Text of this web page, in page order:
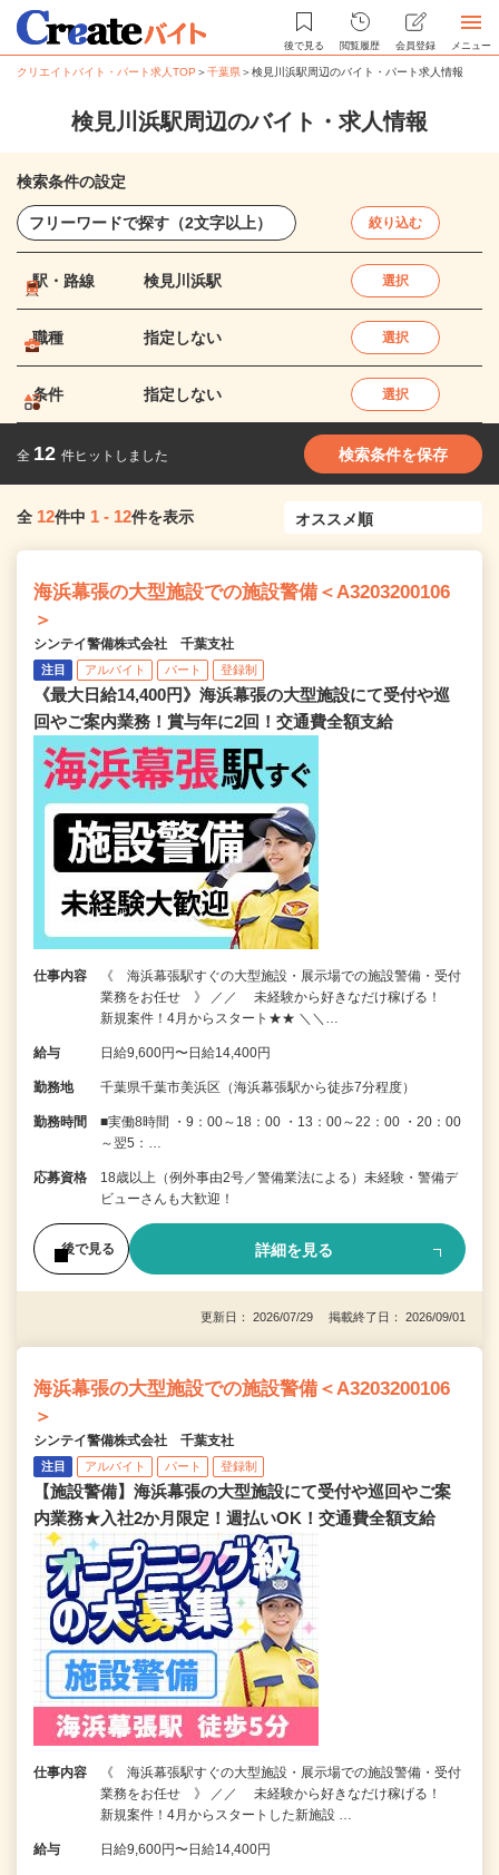
後で見る 閲覧履歴 会員登録 メニュー
クリエイトバイト・パート求人TOP ＞千葉県＞検見川浜駅周辺のバイト・パート求人情報
検見川浜駅周辺のバイト・求人情報
検索条件の設定
絞り込む
駅・路線 検見川浜駅 選択
職種 指定しない 選択
条件 指定しない 選択
全 12 件ヒットしました 検索条件を保存
全 12件中 1 - 12件を表示
海浜幕張の大型施設での施設警備＜A3203200106
＞
シンテイ警備株式会社 千葉支社
注目 アルバイト パート 登録制
《最大日給14,400円》海浜幕張の大型施設にて受付や巡
回やご案内業務！賞与年に2回！交通費全額支給
仕事内容
《 海浜幕張駅すぐの大型施設・展示場での施設警備・受付
業務をお任せ 》 ／／ 未経験から好きなだけ稼げる！
新規案件！4月からスタート★★ ＼＼…
給与 日給9,600円〜日給14,400円
勤務地 千葉県千葉市美浜区（海浜幕張駅から徒歩7分程度）
勤務時間
■実働8時間 ・9：00～18：00 ・13：00～22：00 ・20：00
～翌5：…
応募資格
18歳以上（例外事由2号／警備業法による）未経験・警備デ
ビューさんも大歓迎！
後で見る 詳細を見る
更新日： 2026/07/29 掲載終了日： 2026/09/01
海浜幕張の大型施設での施設警備＜A3203200106
＞
シンテイ警備株式会社 千葉支社
注目 アルバイト パート 登録制
【施設警備】海浜幕張の大型施設にて受付や巡回やご案
内業務★入社2か月限定！週払いOK！交通費全額支給
仕事内容
《 海浜幕張駅すぐの大型施設・展示場での施設警備・受付
業務をお任せ 》 ／／ 未経験から好きなだけ稼げる！
新規案件！4月からスタートした新施設 …
給与 日給9,600円〜日給14,400円